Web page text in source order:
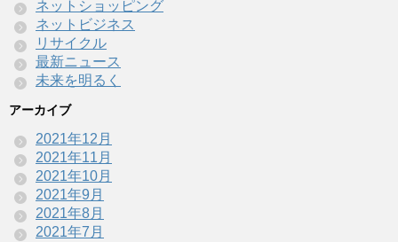
ネットショッピング
ネットビジネス
リサイクル
最新ニュース
未来を明るく
アーカイブ
2021年12月
2021年11月
2021年10月
2021年9月
2021年8月
2021年7月